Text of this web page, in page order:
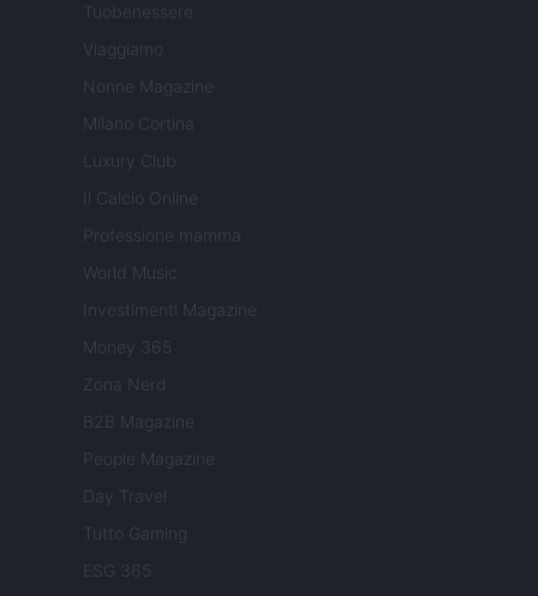
Tuobenessere
Viaggiamo
Nonne Magazine
Milano Cortina
Luxury Club
Il Calcio Online
Professione mamma
World Music
Investimenti Magazine
Money 365
Zona Nerd
B2B Magazine
People Magazine
Day Travel
Tutto Gaming
ESG 365